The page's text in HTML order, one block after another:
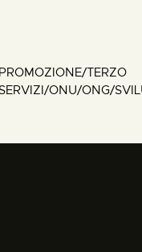
TERZO
ONU/ONG/